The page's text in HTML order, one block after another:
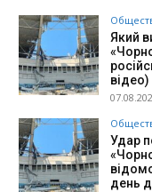
Який
відео)
Удар
день